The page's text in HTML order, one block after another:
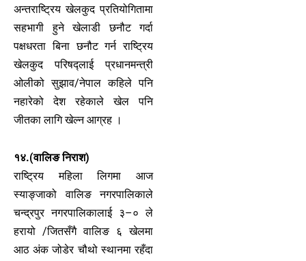
अन्तराष्ट्रिय खेलकुद प्रतियोगितामा
सहभागी हुने खेलाडी छनौट गर्दा
पक्षधरता बिना छनौट गर्न राष्ट्रिय
खेलकुद परिषद्लाई प्रधानमन्त्री
ओलीको सुझाव/नेपाल कहिले पनि
नहारेको देश रहेकाले खेल पनि
जीतका लागि खेल्न आग्रह ।
१४.(वालिङ निराश)
राष्ट्रिय महिला लिगमा आज
स्याङ्जाको वालिङ नगरपालिकाले
चन्द्रपुर नगरपालिकालाई ३–० ले
हरायो /जितसँगै वालिङ ६ खेलमा
आठ अंक जोडेर चौथो स्थानमा रहँदा